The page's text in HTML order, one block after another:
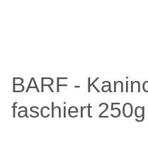
BARF -
faschiert 250g